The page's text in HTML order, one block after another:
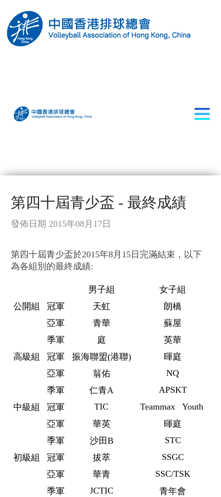
第四十屆青少盃 - 最終成績
發佈日期 2015年08月17日
第四十屆青少盃於2015年8月15日完滿結束，以下
為各組別的最終成績:
男子組
女子組
公開組
冠軍 天虹
朗橋
亞軍
青華
蘇屋
季軍
庭
英華
高級組
冠軍 振海聯盟(港聯)
暉庭
亞軍
翁佑
NQ
季軍
仁青A
APSKT
中級組
冠軍 TIC
Teammax Youth
亞軍
華英
暉庭
季軍
沙田B
STC
初級組
冠軍 拔萃
SSGC
亞軍
華青
SSC/TSK
季軍
JCTIC 青年會